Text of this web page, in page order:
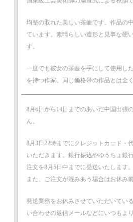
均整の取れた美しい茶壷です。作品の
ています。素晴らしい造形と見事な硬
す。
一度でも彼女の茶壺を手にして使用し
を持つ作家、同じ価格帯の作品とは全
8月6日から14日までのあいだ中国出張
ん。
8月3日22時までにクレジットカード・
いただきます。銀行振込やゆうちょ銀
注文を8月5日中までに発送いたします
また、ご注文が混みあう場合はお休み
発送業務をお休みさせていただいてい
い合わせの返信メールなどにいつもよ